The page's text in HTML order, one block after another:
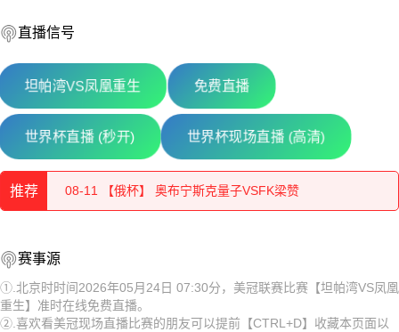
直播信号
坦帕湾VS凤凰重生 免费直播
世界杯直播 (秒开) 世界杯现场直播 (高清)
推荐
08-11 【芬乙】 TPV坦佩雷VS莎埃帕
08-11 【芬乙】 罗瓦涅米VS古比斯青年队
08-11 【俄杯】 奥布宁斯克量子VSFK梁赞
08-11 【亚精英赛】 塔什干棉农VS胡塞因
08-11 【俄杯】 奥布宁斯克量子VSFK梁赞
赛事源
①.北京时时间2026年05月24日 07:30分，美冠联赛比赛【坦帕湾VS凤凰
重生】准时在线免费直播。
②.喜欢看美冠现场直播比赛的朋友可以提前【CTRL+D】收藏本页面以